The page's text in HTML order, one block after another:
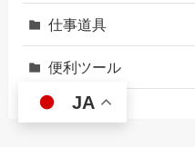
仕事道具
便利ツール
JA